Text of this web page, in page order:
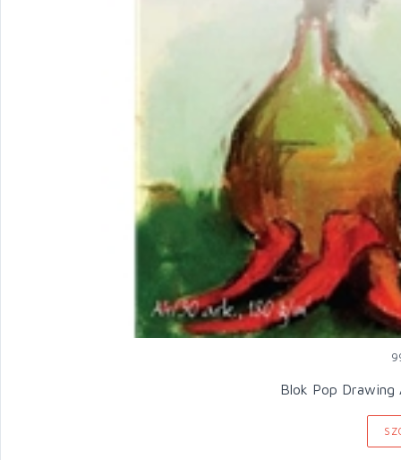
Blok Pop Drawing